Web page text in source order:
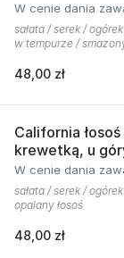
W cenie dania
sałata / serek /
w tempurze /
48,00 zł
California
krewetką, u
W cenie dania
sałata / serek /
opalany łosoś
48,00 zł